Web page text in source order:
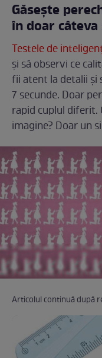
Găsește
în doar câteva
Testele de
și să observi ce
fii atent la detalii și
7 secunde. Doar
rapid cuplul diferit.
imagine? Doar un
Articolul continuă după